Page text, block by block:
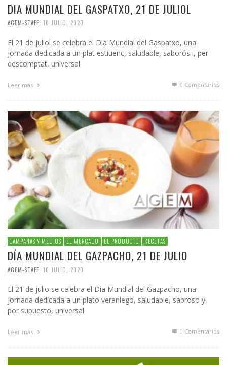
DIA MUNDIAL DEL GASPATXO, 21 DE JULIOL
AGEM-STAFF 10 JULIO, 2020
El 21 de juliol se celebra el Dia Mundial del Gaspatxo, una
jornada dedicada a un plat estiuenc, saludable, saborós i, per
descomptat, universal.
Leer más 0 Comentarios
CAMPAÑAS Y MEDIOS EL MERCADO EL PRODUCTO RECETAS
DÍA MUNDIAL DEL GAZPACHO, 21 DE JULIO
AGEM-STAFF 10 JULIO, 2020
El 21 de julio se celebra el Día Mundial del Gazpacho, una
jornada dedicada a un plato veraniego, saludable, sabroso y,
por supuesto, universal.
Leer más 0 Comentarios